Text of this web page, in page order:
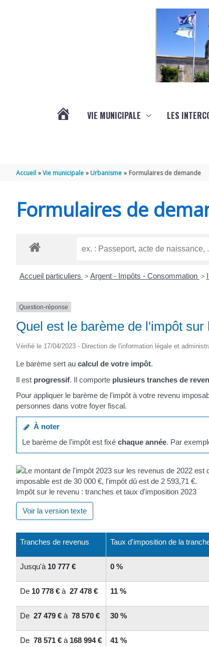
VIE MUNICIPALE LES
Accueil Vie municipale Urbanisme Formulaires de demande
Formulaires de
Accueil particuliers > Argent - Impôts - Consommation >
Question-réponse
Quel est le barème de l'impôt sur
Vérifié le 17/04/2023 - Direction de l'information légale et
Le barème sert au calcul de votre impôt.
Il est progressif. Il comporte plusieurs tranches de
Pour appliquer le barème de l'impôt à votre revenu
personnes dans votre foyer fiscal.
À noter
Le barème de l'impôt est fixéchaque année. Par
Impôt sur le revenu : tranches et taux d'imposition 2023
Voir la version texte
Tranches de revenus Taux d'imposition de la
Jusqu'à 10 777 € 0 %
De 10 778 € à 27 478 € 11 %
De 27 479 € à 78 570 € 30 %
De 78 571 € à 168 994 € 41 %